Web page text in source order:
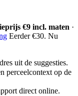
€9 incl. maten ·
Eerder €30. Nu
uit de suggesties.
perceelcontext op de
direct online.